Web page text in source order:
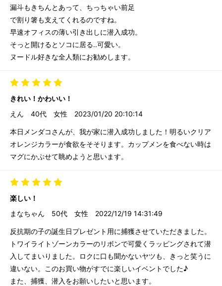
漏斗もきちんとあって、ちっちゃい前足
で割り箸も支えてくれるのですね。
早速オフィスの薄い引き出しに潜入成功。
そっと開けるとソコに居る..可愛い。
ヌードル好きな全人類にお勧めします。
きれい！かわいい！
えん
40代 女性 2023/01/20 20:10:14
本日メンダコさんが、我が家に潜入成功しました！明るいクリア
オレンジカラーが食欲をそそります。カップメンを食べない時は
マグにかぶせて眺めようと思います。
楽しい！
まなちゃん
50代 女性 2022/12/19 14:31:49
反抗期の子の誕生日プレゼント用に捕獲させていただきました。
トワイライトゾーンカラーのリボンで可愛くラッピングされて潜
入してまいりました。ロクに口も聞かないヤツも、きっと笑うに
違いない。このお買い物がすでに楽しいイベントでした♪
また、捕獲、潜入をお願いしたいと思います。